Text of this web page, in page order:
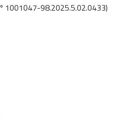
1001047-98.2025.5.02.0433)